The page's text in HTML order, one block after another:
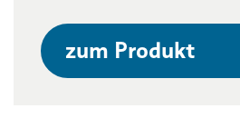
zum Produkt